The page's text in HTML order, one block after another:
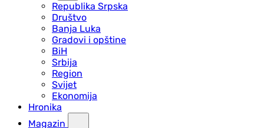
Republika Srpska
Društvo
Banja Luka
Gradovi i opštine
BiH
Srbija
Region
Svijet
Ekonomija
Hronika
Magazin